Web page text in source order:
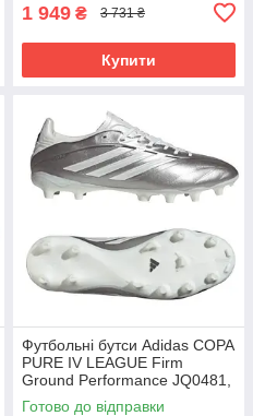
1 949 ₴ 3 731 ₴
Купити
Футбольні бутси Adidas COPA
PURE IV LEAGUE Firm
Ground Performance JQ0481,
Срібло, Розмір (EU) - 39 1/3
Готово до відправки